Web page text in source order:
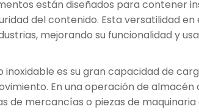
están diseñados para contener
del contenido. Esta versatilidad
mejorando su funcionalidad y
es su gran capacidad de
En una operación de
mercancías o piezas de